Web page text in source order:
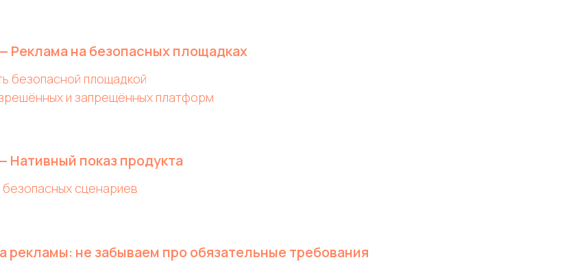
Реклама на безопасных площадках
безопасной площадкой
и запрещённых платформ
Нативный показ продукта
сценариев
рекламы: не забываем про обязательные требования